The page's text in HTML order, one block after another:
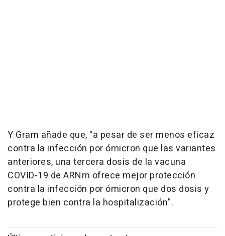
Y Gram añade que, "a pesar de ser menos eficaz
contra la infección por ómicron que las variantes
anteriores, una tercera dosis de la vacuna
COVID-19 de ARNm ofrece mejor protección
contra la infección por ómicron que dos dosis y
protege bien contra la hospitalización".